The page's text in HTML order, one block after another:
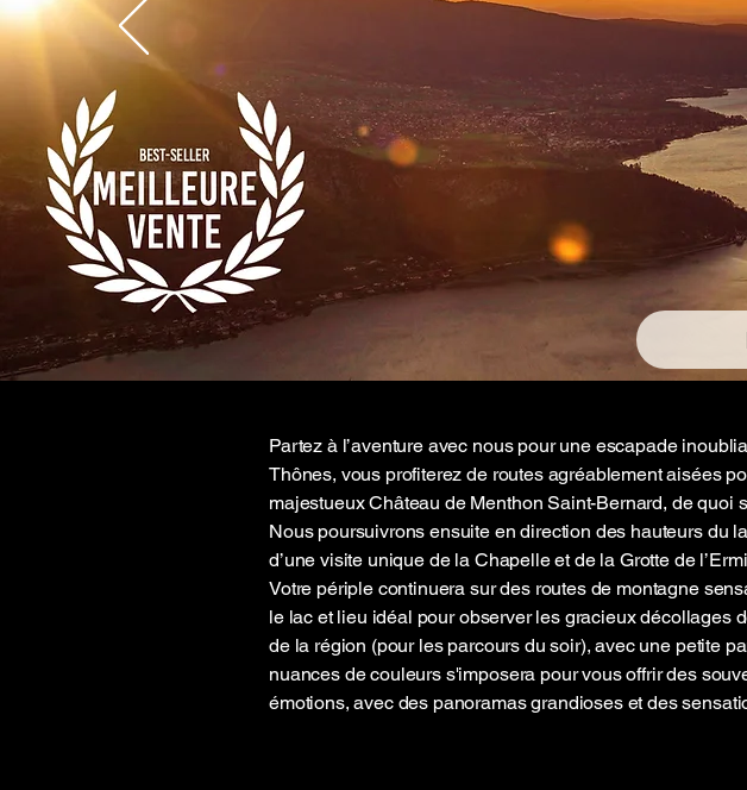
Partez à l’aventure avec nous pour une escapade
Thônes, vous profiterez de routes agréablement aisées
majestueux Château de Menthon Saint-Bernard, de
Nous poursuivrons ensuite en direction des hauteurs du
d’une visite unique de la Chapelle et de la Grotte de
Votre périple continuera sur des routes de montagne
le lac et lieu idéal pour observer les gracieux décollages
de la région (pour les parcours du soir), avec une petite
nuances de couleurs s'imposera pour vous offrir des
émotions, avec des panoramas grandioses et des